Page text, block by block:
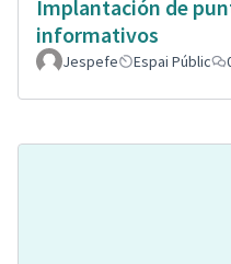
Implantación de
informativos
Jespefe Espai Públic